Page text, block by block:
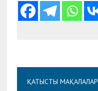
ҚАТЫСТЫ МАҚАЛАЛАР